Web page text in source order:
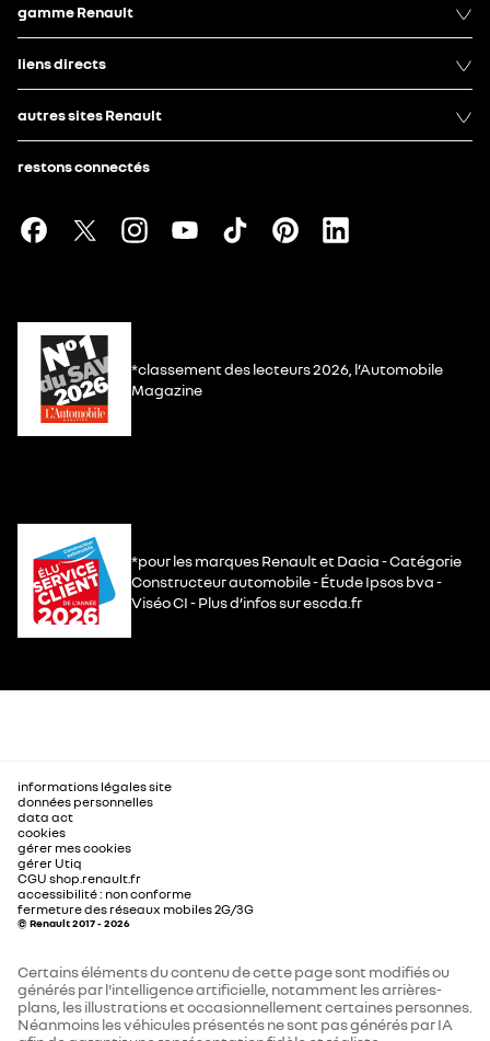
gamme Renault
liens directs
autres sites Renault
restons connectés
*classement des lecteurs 2026, l’Automobile
Magazine
*pour les marques Renault et Dacia - Catégorie
Constructeur automobile - Étude Ipsos bva -
Viséo CI - Plus d’infos sur escda.fr
informations légales site
données personnelles
data act
cookies
gérer mes cookies
gérer Utiq
CGU shop.renault.fr
accessibilité : non conforme
fermeture des réseaux mobiles 2G/3G
© Renault 2017 - 2026
Certains éléments du contenu de cette page sont modifiés ou
générés par l'intelligence artificielle, notamment les arrières-
plans, les illustrations et occasionnellement certaines personnes.
Néanmoins les véhicules présentés ne sont pas générés par IA